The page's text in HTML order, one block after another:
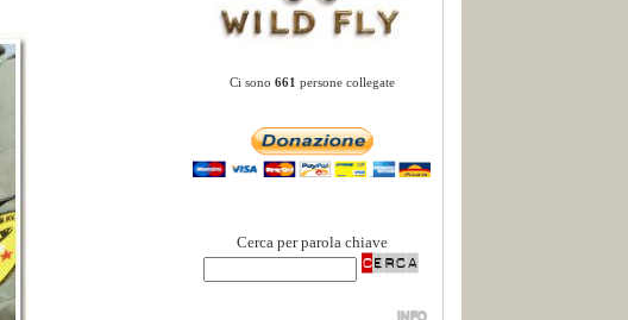
Ci sono 661 persone collegate
Cerca per parola chiave